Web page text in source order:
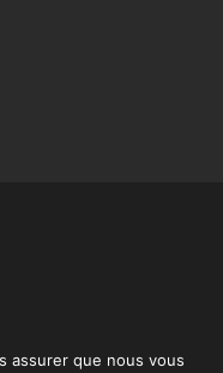
assurer que nous vous
Spanish